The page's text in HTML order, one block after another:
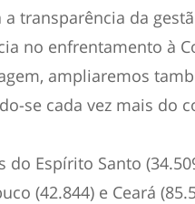
transparência da
no enfrentamento à
ampliaremos
se cada vez mais do
Espírito Santo
(42.844) e Ceará